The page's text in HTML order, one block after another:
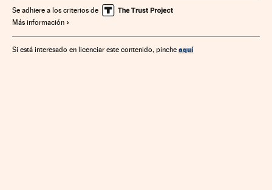
Se adhiere a los criterios de
Más información
Si está interesado en licenciar este contenido, pinche aquí